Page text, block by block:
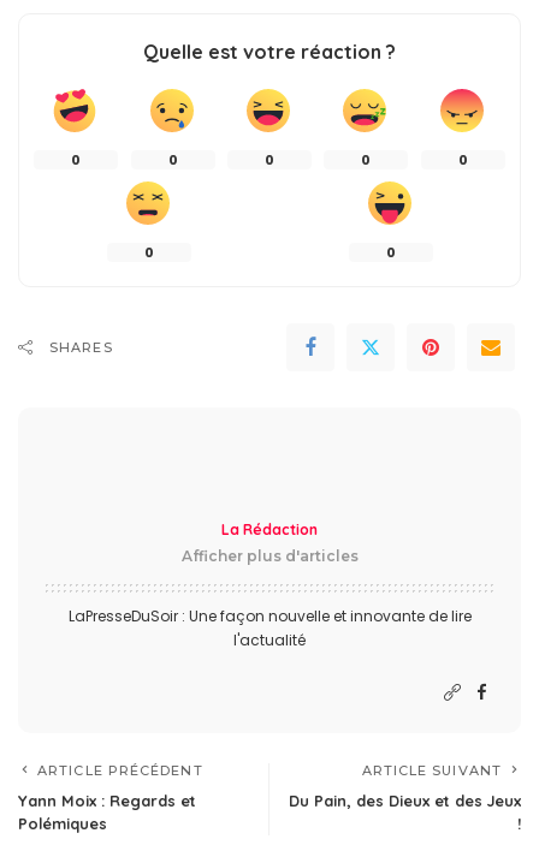
Quelle est votre réaction ?
0 0 0 0 0
0 0
SHARES
La Rédaction
Afficher plus d'articles
LaPresseDuSoir : Une façon nouvelle et innovante de lire
l'actualité
ARTICLE PRÉCÉDENT
Yann Moix : Regards et
Polémiques
ARTICLE SUIVANT
Du Pain, des Dieux et des Jeux
!